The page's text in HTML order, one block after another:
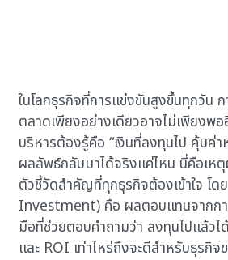
ในโลกธุรกิจที่การแข่งขันสูงขึ้นทุกวัน
ตลาดเพียงอย่างเดียวอาจไม่เพียงพ
บริหารต้องรู้คือ “เงินที่ลงทุนไป คุ้มค่า
ผลลัพธ์กลับมาได้จริงแค่ไหน นี่คือเห
ตัวชี้วัดสำคัญที่ทุกธุรกิจต้องเข้าใจ โ
Investment) คือ ผลตอบแทนจากกา
มือที่ช่วยตอบคำถามว่า ลงทุนไปแล้วไ
และ ROI เท่าไหร่ถึงจะดีสำหรับธุรกิ